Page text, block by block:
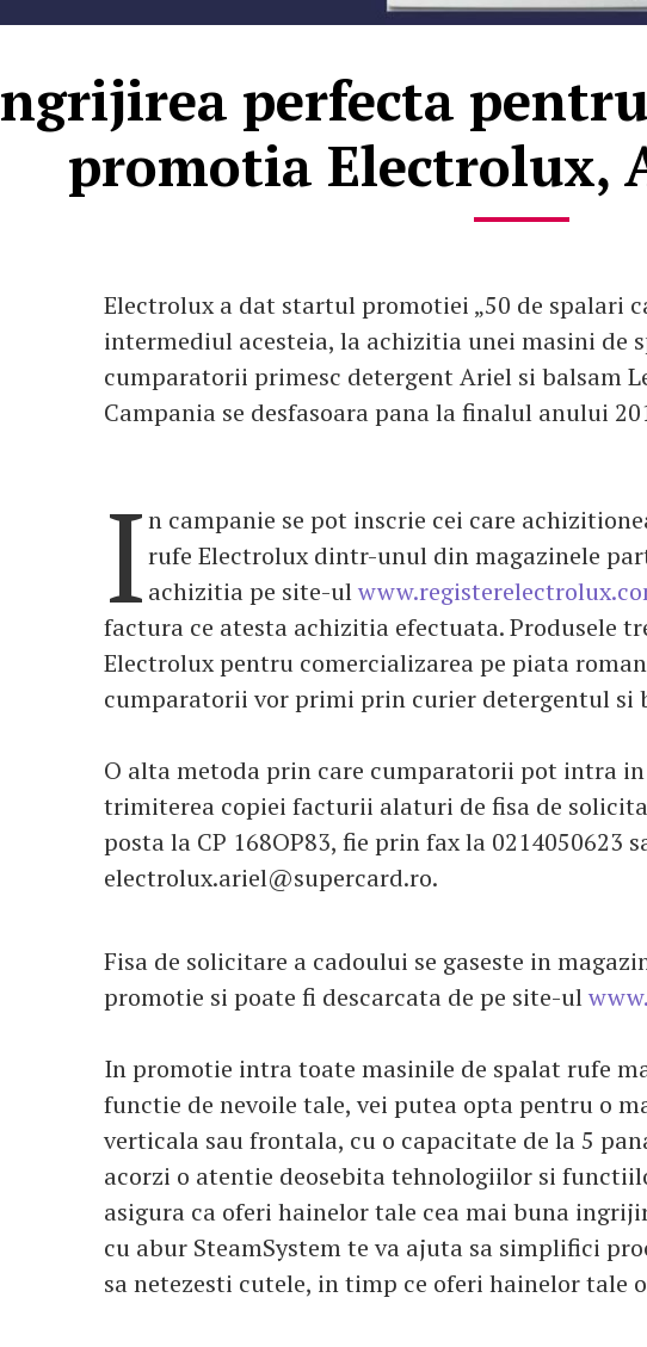
perfecta
promotia Electrolux,
Electrolux a dat startul promotiei „50 de spalari
intermediul acesteia, la achizitia unei masini de
cumparatorii primesc detergent Ariel si balsam
Campania se desfasoara pana la finalul anului
In campanie se pot inscrie cei care
rufe Electrolux dintr-unul din magazinele
achizitia pe site-ul
factura ce atesta achizitia efectuata. Produsele
Electrolux pentru comercializarea pe piata
cumparatorii vor primi prin curier detergentul si
O alta metoda prin care cumparatorii pot intra in
trimiterea copiei facturii alaturi de fisa de
posta la CP 168OP83, fie prin fax la 0214050623
electrolux.ariel@supercard.ro.
Fisa de solicitare a cadoului se gaseste in
promotie si poate fi descarcata de pe site-ul
In promotie intra toate masinile de spalat rufe
functie de nevoile tale, vei putea opta pentru o
verticala sau frontala, cu o capacitate de la 5
acorzi o atentie deosebita tehnologiilor si
asigura ca oferi hainelor tale cea mai buna
cu abur SteamSystem te va ajuta sa simplifici
sa netezesti cutele, in timp ce oferi hainelor tale